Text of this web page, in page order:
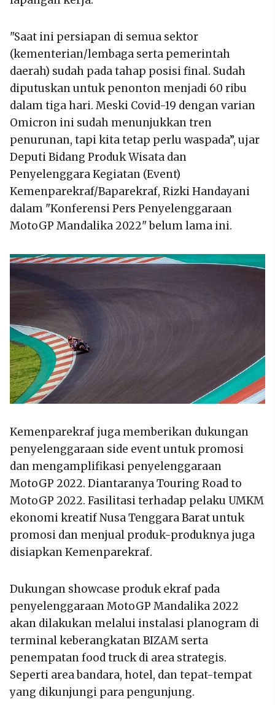
"Saat ini persiapan di semua sektor
(kementerian/lembaga serta pemerintah
daerah) sudah pada tahap posisi final. Sudah
diputuskan untuk penonton menjadi 60 ribu
dalam tiga hari. Meski Covid-19 dengan varian
Omicron ini sudah menunjukkan tren
penurunan, tapi kita tetap perlu waspada”, ujar
Deputi Bidang Produk Wisata dan
Penyelenggara Kegiatan (Event)
Kemenparekraf/Baparekraf, Rizki Handayani
dalam "Konferensi Pers Penyelenggaraan
MotoGP Mandalika 2022" belum lama ini.
Kemenparekraf juga memberikan dukungan
penyelenggaraan side event untuk promosi
dan mengamplifikasi penyelenggaraan
MotoGP 2022. Diantaranya Touring Road to
MotoGP 2022. Fasilitasi terhadap pelaku UMKM
ekonomi kreatif Nusa Tenggara Barat untuk
promosi dan menjual produk-produknya juga
disiapkan Kemenparekraf.
Dukungan showcase produk ekraf pada
penyelenggaraan MotoGP Mandalika 2022
akan dilakukan melalui instalasi planogram di
terminal keberangkatan BIZAM serta
penempatan food truck di area strategis.
Seperti area bandara, hotel, dan tepat-tempat
yang dikunjungi para pengunjung.